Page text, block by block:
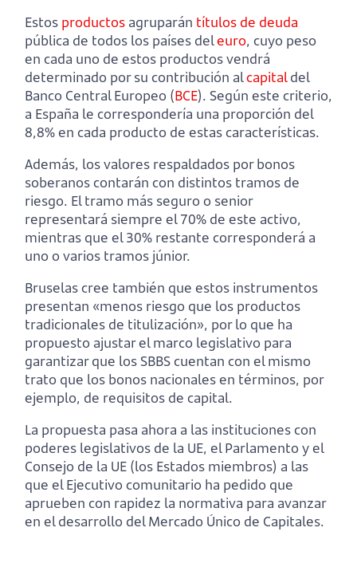
Estos productos agruparán títulos de deuda
pública de todos los países deleuro, cuyo peso
en cada uno de estos productos vendrá
determinado por su contribución alcapitaldel
Banco Central Europeo (BCE). Según este criterio,
a España le correspondería una proporción del
8,8% en cada producto de estas características.
Además, los valores respaldados por bonos
soberanos contarán con distintos tramos de
riesgo. El tramo más seguro o senior
representará siempre el 70% de este activo,
mientras que el 30% restante corresponderá a
uno o varios tramos júnior.
Bruselas cree también que estos instrumentos
presentan «menos riesgo que los productos
tradicionales de titulización», por lo que ha
propuesto ajustar el marco legislativo para
garantizar que los SBBS cuentan con el mismo
trato que los bonos nacionales en términos, por
ejemplo, de requisitos de capital.
La propuesta pasa ahora a las instituciones con
poderes legislativos de la UE, el Parlamento y el
Consejo de la UE (los Estados miembros) a las
que el Ejecutivo comunitario ha pedido que
aprueben con rapidez la normativa para avanzar
en el desarrollo del Mercado Único de Capitales.